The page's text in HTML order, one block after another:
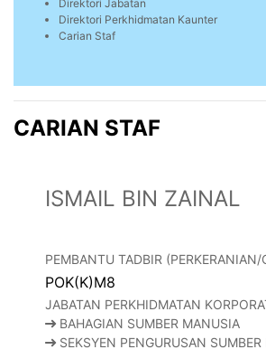
Direktori Jabatan
Direktori Perkhidmatan Kaunter
Carian Staf
CARIAN STAF
ISMAIL BIN ZAINAL
PEMBANTU TADBIR (PERKERANIAN/
POK(K)M8
JABATAN PERKHIDMATAN
BAHAGIAN SUMBER MANUSIA
SEKSYEN PENGURUSAN